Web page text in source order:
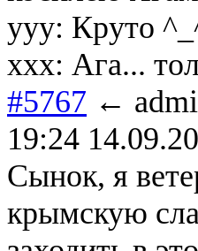
yyy: Круто
xxx: Ага...
#5767 ←
19:24
Сынок, я
крымскую